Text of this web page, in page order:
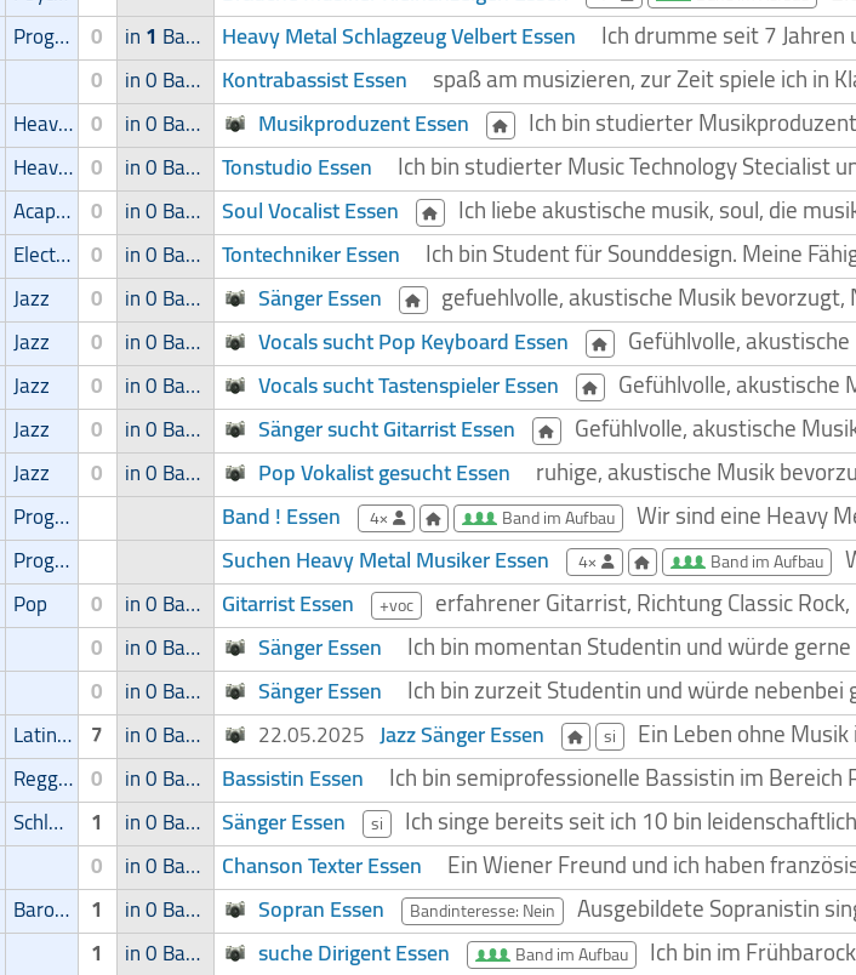
Progressive 0 in1 Band Heavy Metal Schlagzeug Velbert Essen Ich drumme seit 7
0 in 0 Band Kontrabassist Essen spaß am musizieren, zur Zeit spiele ich in
Heavy-Metal 0 in 0 Band Musikproduzent Essen Ich bin studierter
Heavy-Metal 0 in 0 Band Tonstudio Essen Ich bin studierter Music Technology Stecialist
Acapella 0 in 0 Band Soul Vocalist Essen Ich liebe akustische musik, soul, die
Electronic 0 in 0 Band Tontechniker Essen Ich bin Student für Sounddesign. Meine
Jazz 0 in 0 Band Sänger Essen gefuehlvolle, akustische Musik
Jazz 0 in 0 Band Vocals sucht Pop Keyboard Essen Gefühlvolle,
Jazz 0 in 0 Band Vocals sucht Tastenspieler Essen Gefühlvolle,
Jazz 0 in 0 Band Sänger sucht Gitarrist Essen Gefühlvolle, akustische
Jazz 0 in 0 Band Pop Vokalist gesucht Essen ruhige, akustische Musik
Progressive Band ! Essen 4× Band im Aufbau Wir sind eine Heavy
Progressive Suchen Heavy Metal Musiker Essen 4× Band im Aufbau
Pop 0 in 0 Band Gitarrist Essen +voc erfahrener Gitarrist, Richtung Classic
0 in 0 Band Sänger Essen Ich bin momentan Studentin und würde
0 in 0 Band Sänger Essen Ich bin zurzeit Studentin und würde
Latin Musik 7 in 0 Band 22.05.2025 Jazz Sänger Essen si Ein Leben ohne
Reggae 0 in 0 Band Bassistin Essen Ich bin semiprofessionelle Bassistin im
Schlager 1 in 0 Band Sänger Essen si Ich singe bereits seit ich 10 bin
0 in 0 Band Chanson Texter Essen Ein Wiener Freund und ich haben
Barock 1 in 0 Band Sopran Essen Bandinteresse: Nein Ausgebildete Sopranistin
1 in 0 Band suche Dirigent Essen Band im Aufbau Ich bin im